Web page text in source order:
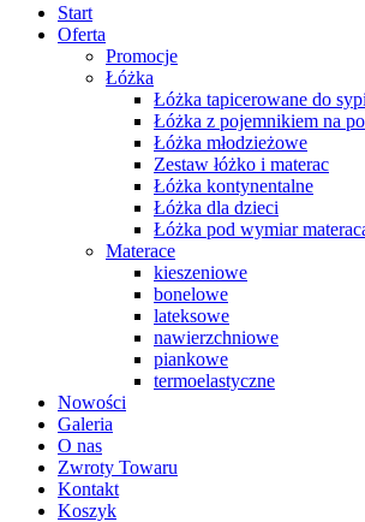
Start
Oferta
Promocje
Łóżka
Łóżka tapicerowane do
Łóżka z pojemnikiem na
Łóżka młodzieżowe
Zestaw łóżko i materac
Łóżka kontynentalne
Łóżka dla dzieci
Łóżka pod wymiar
Materace
kieszeniowe
bonelowe
lateksowe
nawierzchniowe
piankowe
termoelastyczne
Nowości
Galeria
O nas
Zwroty Towaru
Kontakt
Koszyk